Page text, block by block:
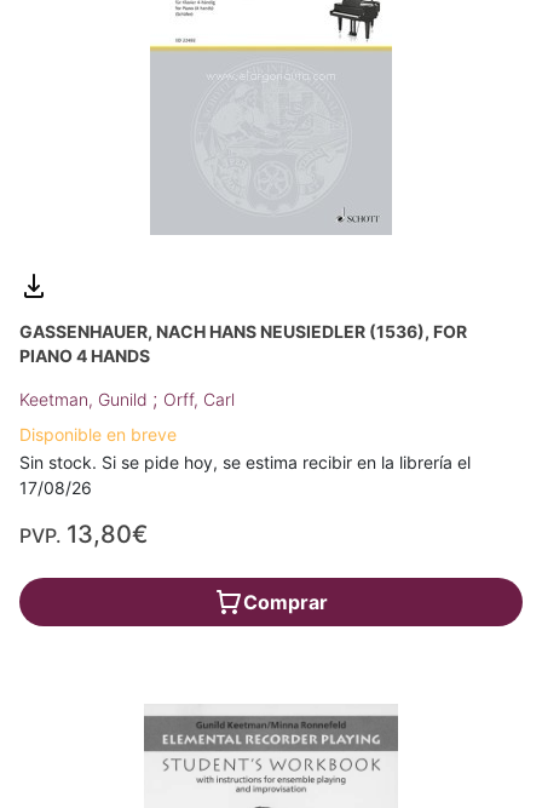
GASSENHAUER, NACH HANS NEUSIEDLER (1536), FOR
PIANO 4 HANDS
Keetman, Gunild ; Orff, Carl
Disponible en breve
Sin stock. Si se pide hoy, se estima recibir en la librería el
17/08/26
PVP. 13,80€
Comprar